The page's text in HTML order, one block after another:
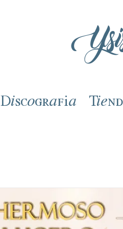
Discografía